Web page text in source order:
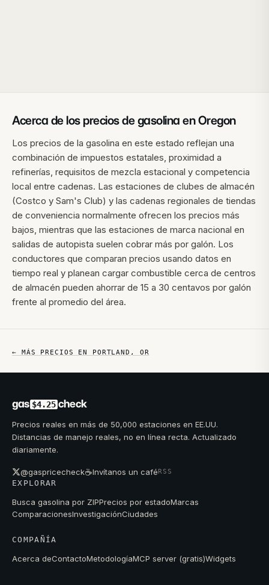
Acerca de los precios de gasolina en Oregon
Los precios de la gasolina en este estado reflejan una
combinación de impuestos estatales, proximidad a
refinerías, requisitos de mezcla estacional y competencia
local entre cadenas. Las estaciones de clubes de almacén
(Costco y Sam's Club) y las cadenas regionales de tiendas
de conveniencia normalmente ofrecen los precios más
bajos, mientras que las estaciones de marca nacional en
salidas de autopista suelen cobrar más por galón. Los
conductores que comparan precios usando datos en
tiempo real y planean cargar combustible cerca de centros
de almacén pueden ahorrar de 15 a 30 centavos por galón
frente al promedio del área.
← MÁS PRECIOS EN PORTLAND , OR
gas $4.25 check
Precios reales en más de 50,000 estaciones en EE.UU.
Distancias de manejo reales, no en línea recta. Actualizado
diariamente.
@gaspricecheck☕Invítanos un caféRSS
EXPLORAR
Busca gasolina por ZIPPrecios por estadoMarcas
ComparacionesInvestigaciónCiudades
COMPAÑÍA
Acerca deContactoMetodologíaMCP server (gratis)Widgets